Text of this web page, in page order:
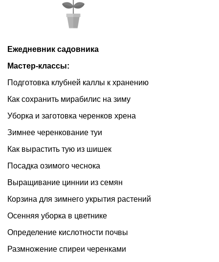
Ежедневник садовника
Мастер-классы:
Подготовка клубней каллы к хранению
Как сохранить мирабилис на зиму
Уборка и заготовка черенков хрена
Зимнее черенкование туи
Как вырастить тую из шишек
Посадка озимого чеснока
Выращивание циннии из семян
Корзина для зимнего укрытия растений
Осенняя уборка в цветнике
Определение кислотности почвы
Размножение спиреи черенками